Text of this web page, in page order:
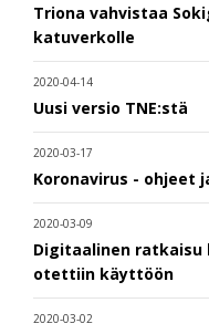
Triona vahvistaa
katuverkolle
2020-04-14
Uusi versio TNE:stä
2020-03-17
Koronavirus - ohjeet
2020-03-09
Digitaalinen ratkaisu
otettiin käyttöön
2020-03-02